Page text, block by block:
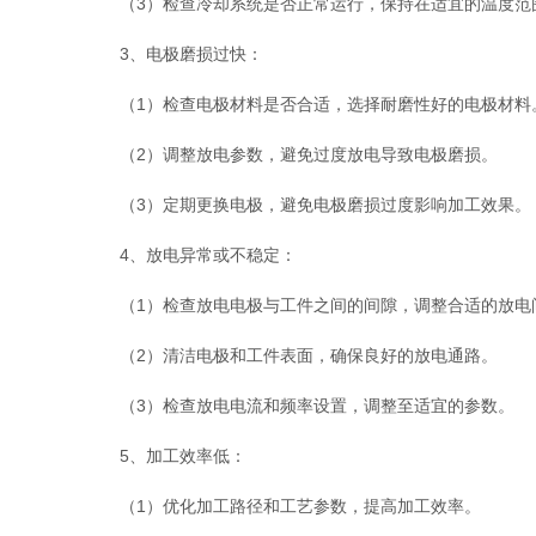
3、电极磨损过快：
（1）检查电极材料是否合适，选择耐磨性好的电极材料
（2）调整放电参数，避免过度放电导致电极磨损。
（3）定期更换电极，避免电极磨损过度影响加工效果。
4、放电异常或不稳定：
（1）检查放电电极与工件之间的间隙，调整合适的放电
（2）清洁电极和工件表面，确保良好的放电通路。
（3）检查放电电流和频率设置，调整至适宜的参数。
5、加工效率低：
（1）优化加工路径和工艺参数，提高加工效率。